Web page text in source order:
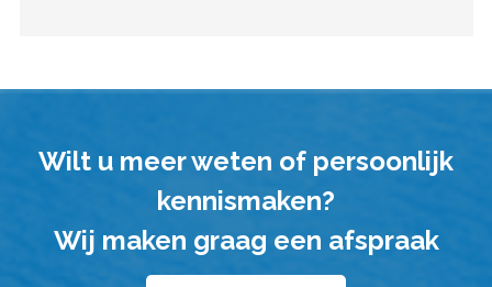
Wilt u meer weten of persoonlijk
kennismaken?
Wij maken graag een afspraak